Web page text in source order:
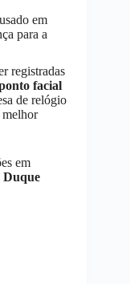
usado em
para a
registradas
facial
de relógio
melhor
em
Duque